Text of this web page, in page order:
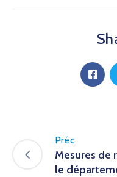
Préc
Mesures de
le